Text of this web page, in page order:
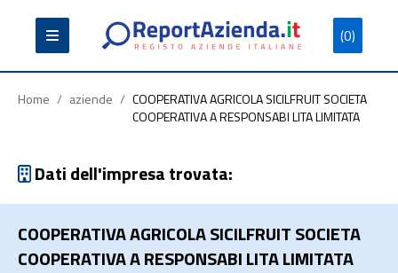
(0)
Partita
Iva
Codice
Fiscale
Ragione
Sociale
Home / aziende / COOPERATIVA AGRICOLA SICILFRUIT SOCIETA
COOPERATIVA A RESPONSABI LITA LIMITATA
Dati dell'impresa trovata:
COOPERATIVA AGRICOLA SICILFRUIT SOCIETA
COOPERATIVA A RESPONSABI LITA LIMITATA